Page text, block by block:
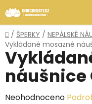
na
obsah
Domů
/ ŠPERKY / NEPÁLSKÉ
Vykládané mosazné
náušnice
Průměrné
Neohodnoceno